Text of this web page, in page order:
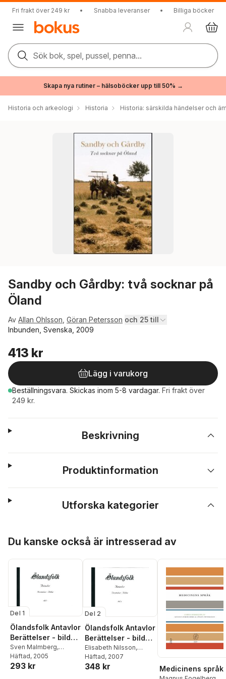
Fri frakt över 249 kr • Snabba leveranser • Billiga böcker
Sök bok, spel, pussel, penna...
Skapa nya rutiner – hälsoböcker upp till 50% →
Historia och arkeologi Historia Historia: särskilda händelser och
Sandby och Gårdby: två socknar på
Öland
Av Allan Ohlsson Göran Petersson och 25 till
Inbunden, Svenska, 2009
413 kr
Lägg i varukorg
Beställningsvara. Skickas inom 5-8 vardagar. Fri frakt över
249 kr.
Beskrivning
Produktinformation
Utforska kategorier
Du kanske också är intresserad av
Del 1
Ölandsfolk Antavlor
Berättelser - bilder
del 1
Sven Malmberg,
Frances Hillier
Lundh ,Elisabeth
Häftad, 2005
293 kr
Del 2
Ölandsfolk Antavlor
Berättelser - bilder
del 2
Elisabeth Nilsson,
Victor Ericsson
Reginald Jägerhorn
Häftad, 2007
348 kr Medicinens språk